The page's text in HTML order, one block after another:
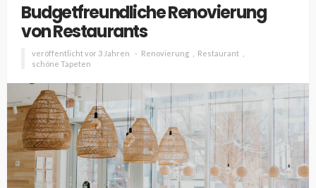
Budgetfreundliche Renovierung
von Restaurants
veröffentlicht vor 3 Jahren Renovierung
Restaurant
schöne Tapeten